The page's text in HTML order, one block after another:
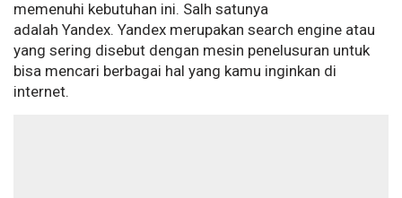
memenuhi kebutuhan ini. Salh satunya
adalah Yandex. Yandex merupakan search engine atau
yang sering disebut dengan mesin penelusuran untuk
bisa mencari berbagai hal yang kamu inginkan di
internet.